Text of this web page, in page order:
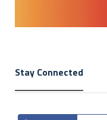
Stay Connected